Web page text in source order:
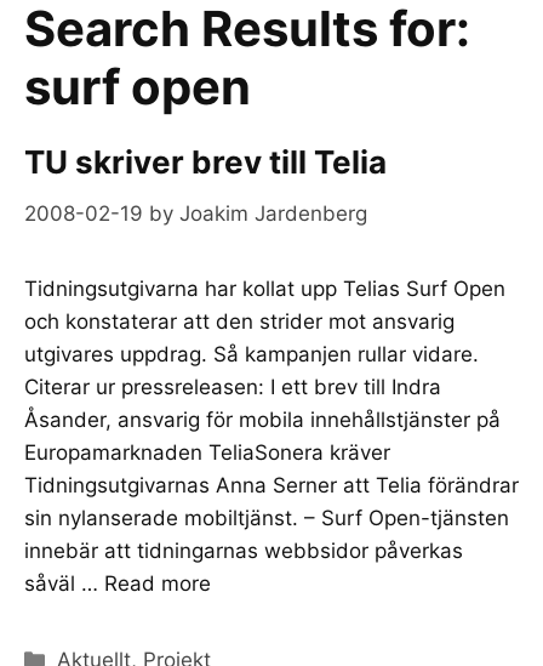
Search Results for:
surf open
TU skriver brev till Telia
2008-02-19 by Joakim Jardenberg
Tidningsutgivarna har kollat upp Telias Surf Open
och konstaterar att den strider mot ansvarig
utgivares uppdrag. Så kampanjen rullar vidare.
Citerar ur pressreleasen: I ett brev till Indra
Åsander, ansvarig för mobila innehållstjänster på
Europamarknaden TeliaSonera kräver
Tidningsutgivarnas Anna Serner att Telia förändrar
sin nylanserade mobiltjänst. – Surf Open-tjänsten
innebär att tidningarnas webbsidor påverkas
såväl … Read more
Categories
Aktuellt, Projekt